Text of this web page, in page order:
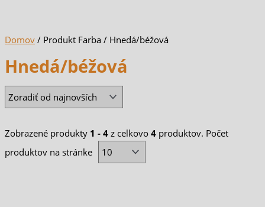
Domov / Produkt Farba / Hnedá/béžová
Hnedá/béžová
Zobrazené produkty 1 - 4 z celkovo 4 produktov. Počet
produktov na stránke